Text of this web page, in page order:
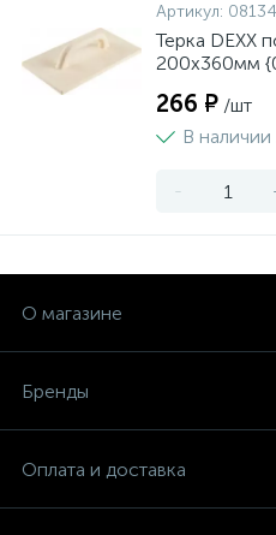
Артикул:
Терка DEXX
200x360мм
266 ₽ /шт
В наличии
-
О магазине
Бренды
Оплата и доставка